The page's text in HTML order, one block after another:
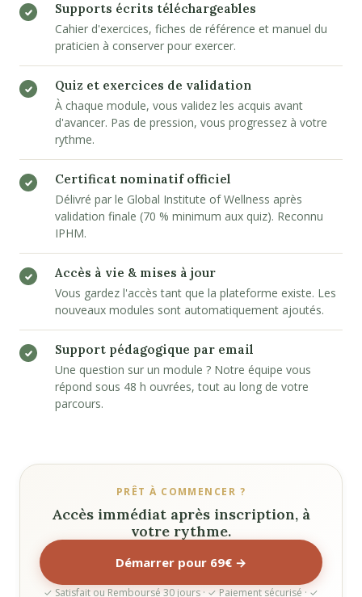
Supports écrits téléchargeables
Cahier d'exercices, fiches de référence et manuel du
praticien à conserver pour exercer.
Quiz et exercices de validation
À chaque module, vous validez les acquis avant
d'avancer. Pas de pression, vous progressez à votre
rythme.
Certificat nominatif officiel
Délivré par le Global Institute of Wellness après
validation finale (70 % minimum aux quiz). Reconnu
IPHM.
Accès à vie & mises à jour
Vous gardez l'accès tant que la plateforme existe. Les
nouveaux modules sont automatiquement ajoutés.
Support pédagogique par email
Une question sur un module ? Notre équipe vous
répond sous 48 h ouvrées, tout au long de votre
parcours.
PRÊT À COMMENCER ?
Accès immédiat après inscription, à
votre rythme.
Démarrer pour 69€ →
✓ Satisfait ou Remboursé 30 jours · ✓ Paiement sécurisé · ✓